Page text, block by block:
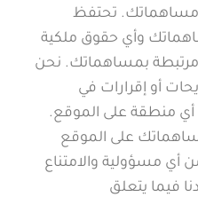
مساهماتك. تحتفظ
وأي حقوق ملكية
مرتبطة بمساهماتك. نحن
أو إقرارات في
منطقة على الموقع.
على الموقع
أي مسؤولية والامتناع
فيما يتعلق